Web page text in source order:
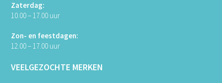
Zaterdag:
10.00 – 17.00 uur
Zon- en feestdagen:
12.00 – 17.00 uur
VEELGEZOCHTE MERKEN